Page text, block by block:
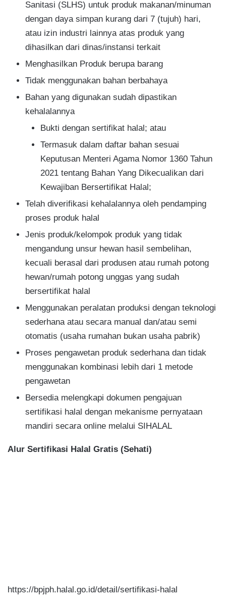
Sanitasi (SLHS) untuk produk makanan/minuman
dengan daya simpan kurang dari 7 (tujuh) hari,
atau izin industri lainnya atas produk yang
dihasilkan dari dinas/instansi terkait
Menghasilkan Produk berupa barang
Tidak menggunakan bahan berbahaya
Bahan yang digunakan sudah dipastikan
kehalalannya
Bukti dengan sertifikat halal; atau
Termasuk dalam daftar bahan sesuai
Keputusan Menteri Agama Nomor 1360 Tahun
2021 tentang Bahan Yang Dikecualikan dari
Kewajiban Bersertifikat Halal;
Telah diverifikasi kehalalannya oleh pendamping
proses produk halal
Jenis produk/kelompok produk yang tidak
mengandung unsur hewan hasil sembelihan,
kecuali berasal dari produsen atau rumah potong
hewan/rumah potong unggas yang sudah
bersertifikat halal
Menggunakan peralatan produksi dengan teknologi
sederhana atau secara manual dan/atau semi
otomatis (usaha rumahan bukan usaha pabrik)
Proses pengawetan produk sederhana dan tidak
menggunakan kombinasi lebih dari 1 metode
pengawetan
Bersedia melengkapi dokumen pengajuan
sertifikasi halal dengan mekanisme pernyataan
mandiri secara online melalui SIHALAL
Alur Sertifikasi Halal Gratis (Sehati)
https://bpjph.halal.go.id/detail/sertifikasi-halal